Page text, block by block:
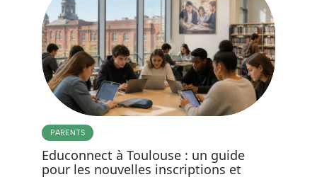
PARENTS
Educonnect à Toulouse : un guide
pour les nouvelles inscriptions et